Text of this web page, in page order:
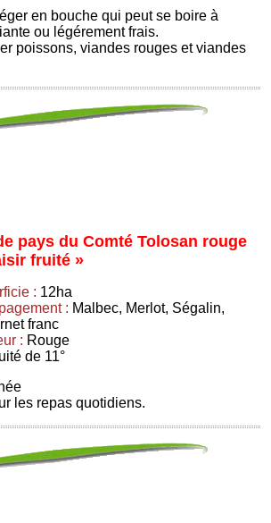
en bouche qui peut se boire à
ou légérement frais.
poissons, viandes rouges et viandes
pays du Comté Tolosan rouge
fruité »
: 12ha
: Malbec, Merlot, Ségalin,
franc
: Rouge
de 11°
les repas quotidiens.